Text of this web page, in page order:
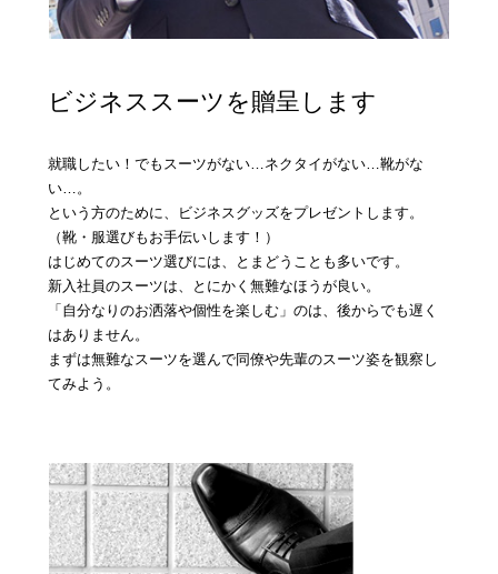
ご応募・お問い合わせはこちら
› 会社概要
ビジネススーツを贈呈します
就職したい！でもスーツがない…ネクタイがない…靴がな
い…。
という方のために、ビジネスグッズをプレゼントします。
（靴・服選びもお手伝いします！）
はじめてのスーツ選びには、とまどうことも多いです。
新入社員のスーツは、とにかく無難なほうが良い。
「自分なりのお洒落や個性を楽しむ」のは、後からでも遅く
はありません。
まずは無難なスーツを選んで同僚や先輩のスーツ姿を観察し
てみよう。